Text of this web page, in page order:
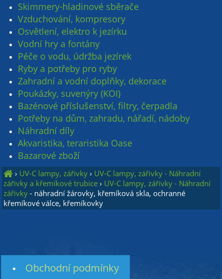
Skimmery-hladinové sběrače
Vzduchování, kompresory
Osvětlení, elektro k jezírku
Vodní hry a fontány
Péče o vodu, údržba jezírek
Ryby a potřeby pro ryby
Zahradní a vodní doplňky, dekorace
Poukázky, suvenýry (KOI)
Bazénové příslušenství, filtry, čerpadla
Potřeby na dům, zahradu, nářadí, nádoby
Náhradní díly
Akvaristika, teraristika Oase
Bazarové zboží
› UV-C lampy, zářivky › UV-C lampy, zářivky - Náhradní
zářivky a křemíkové trubice › UV-C lampy, zářivky - Náhradní
zářivky - náhradní žárovky, křemíková skla, ochranné
křemíkové válce, křemíkovky
Obchodní podmínky